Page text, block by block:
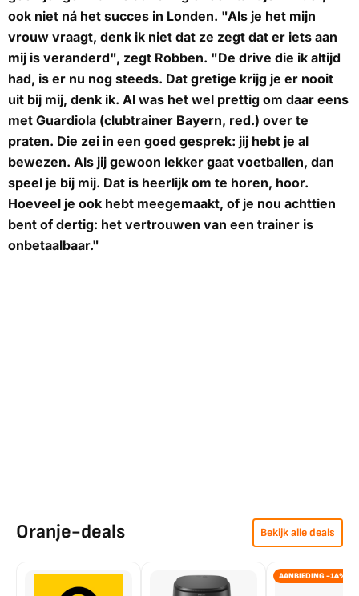
ook niet ná het succes in Londen. "Als je het mijn
vrouw vraagt, denk ik niet dat ze zegt dat er iets aan
mij is veranderd", zegt Robben. "De drive die ik altijd
had, is er nu nog steeds. Dat gretige krijg je er nooit
uit bij mij, denk ik. Al was het wel prettig om daar eens
met Guardiola (clubtrainer Bayern, red.) over te
praten. Die zei in een goed gesprek: jij hebt je al
bewezen. Als jij gewoon lekker gaat voetballen, dan
speel je bij mij. Dat is heerlijk om te horen, hoor.
Hoeveel je ook hebt meegemaakt, of je nou achttien
bent of dertig: het vertrouwen van een trainer is
onbetaalbaar."
Oranje-deals Bekijk alle deals
AANBIEDING -14%